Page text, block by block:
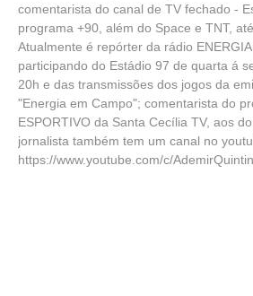
comentarista do canal de TV fechado -
programa +90, além do Space e TNT,
Atualmente é repórter da rádio
participando do Estádio 97 de quarta á
20h e das transmissões dos jogos da
"Energia em Campo"; comentarista do
ESPORTIVO da Santa Cecília TV, aos
jornalista também tem um canal no
https://www.youtube.com/c/